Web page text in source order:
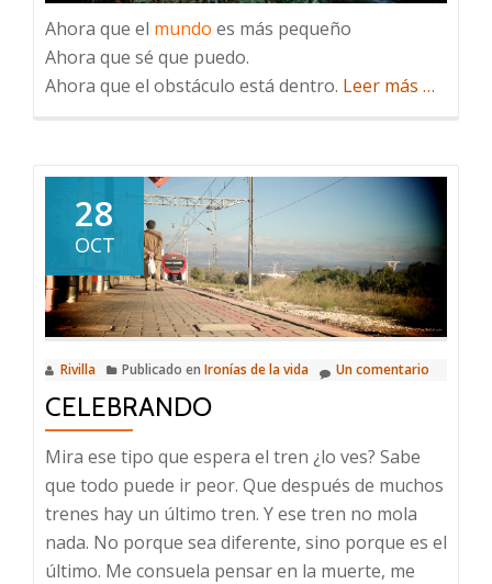
Ahora que el mundo es más pequeño
Ahora que sé que puedo.
Ahora que el obstáculo está dentro. Leer más acerca
decir
…
28
OCT
Rivilla Publicado en Ironías de la vida Un comentario
CELEBRANDO
Mira ese tipo que espera el tren ¿lo ves? Sabe
que todo puede ir peor. Que después de muchos
trenes hay un último tren. Y ese tren no mola
nada. No porque sea diferente, sino porque es el
último. Me consuela pensar en la muerte, me